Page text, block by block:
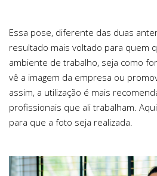
Essa pose, diferente das duas
resultado mais voltado para quem
ambiente de trabalho, seja como
vê a imagem da empresa ou
assim, a utilização é mais
profissionais que ali trabalham.
para que a foto seja realizada.